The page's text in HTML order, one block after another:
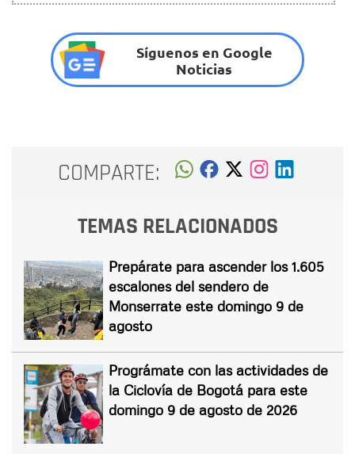
Síguenos en Google
Noticias
COMPARTE:
TEMAS RELACIONADOS
Prepárate para ascender los 1.605
escalones del sendero de
Monserrate este domingo 9 de
agosto
Prográmate con las actividades de
la Ciclovía de Bogotá para este
domingo 9 de agosto de 2026